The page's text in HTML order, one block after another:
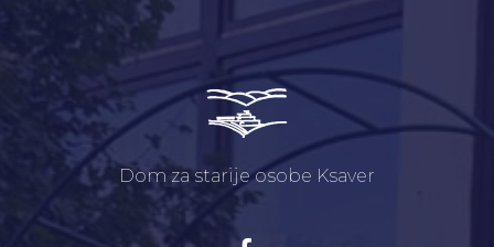
Dom za starije osobe Ksaver